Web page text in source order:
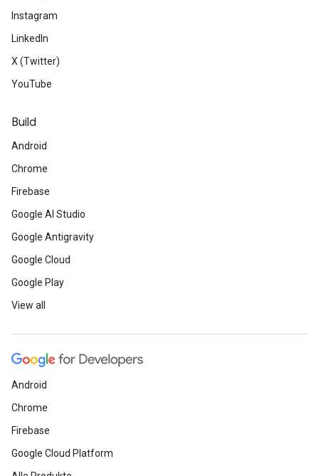
Instagram
LinkedIn
X (Twitter)
YouTube
Build
Android
Chrome
Firebase
Google AI Studio
Google Antigravity
Google Cloud
Google Play
View all
Android
Chrome
Firebase
Google Cloud Platform